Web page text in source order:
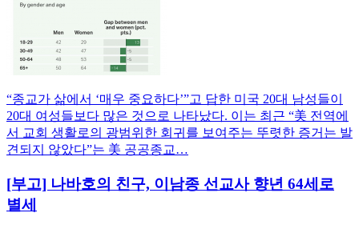
“종교가 삶에서 ‘매우 중요하다’”고 답한 미국 20대 남성들이
20대 여성들보다 많은 것으로 나타났다. 이는 최근 “美 전역에
서 교회 생활로의 광범위한 회귀를 보여주는 뚜렷한 증거는 발
견되지 않았다”는 美 공공종교…
[부고] 나바호의 친구, 이남종 선교사 향년 64세로
별세